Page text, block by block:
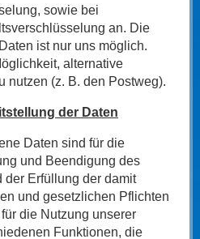
sowie bei
an. Die
ist nur uns möglich.
alternative
nutzen (z. B. den Postweg).
der Daten
Daten sind für die
und Beendigung des
der Erfüllung der damit
und gesetzlichen Pflichten
die Nutzung unserer
Funktionen, die